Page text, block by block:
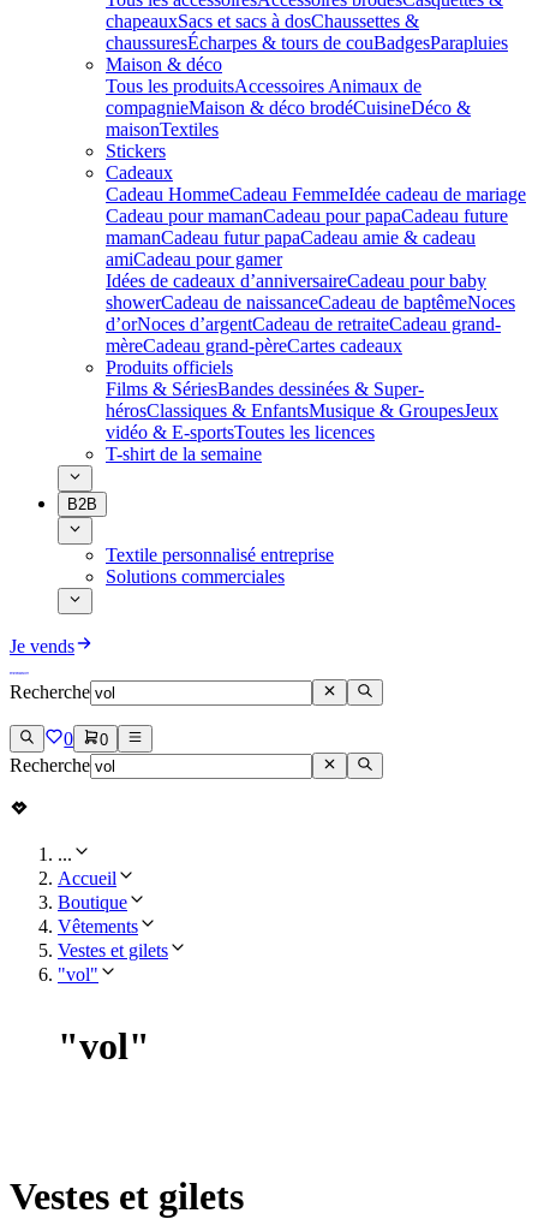
chapeauxSacs et sacs à dosChaussettes &
chaussuresÉcharpes & tours de couBadgesParapluies
Maison & déco
Tous les produitsAccessoires Animaux de
compagnieMaison & déco brodéCuisineDéco &
maisonTextiles
Stickers
Cadeaux
Cadeau HommeCadeau FemmeIdée cadeau de mariage​
Cadeau pour mamanCadeau pour papaCadeau future
mamanCadeau futur papaCadeau amie & cadeau
amiCadeau pour gamer
Idées de cadeaux d’anniversaireCadeau pour baby
showerCadeau de naissanceCadeau de baptêmeNoces
d’orNoces d’argentCadeau de retraiteCadeau grand-
mèreCadeau grand-pèreCartes cadeaux
Produits officiels
Films & SériesBandes dessinées & Super-
hérosClassiques & EnfantsMusique & GroupesJeux
vidéo & E-sportsToutes les licences
T-shirt de la semaine
B2B
Textile personnalisé entreprise
Solutions commerciales
Je vends
Recherche
0 0
Recherche
...
Accueil
Boutique
Vêtements
Vestes et gilets
"vol"
"vol"
Vestes et gilets